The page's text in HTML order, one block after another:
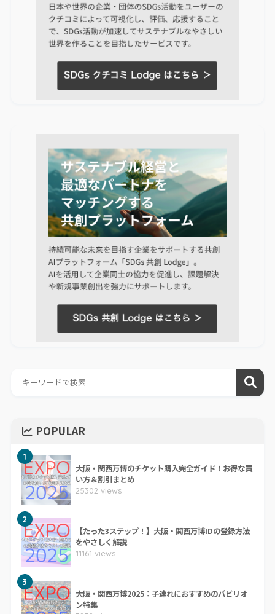
POPULAR
1
大阪・関西万博のチケット購入完全ガイド！お得な買
い方＆割引まとめ
25302 views
2
【たった3ステップ！】大阪・関西万博IDの登録方法
をやさしく解説
11161 views
3
大阪・関西万博2025：子連れにおすすめのパビリオ
ン特集